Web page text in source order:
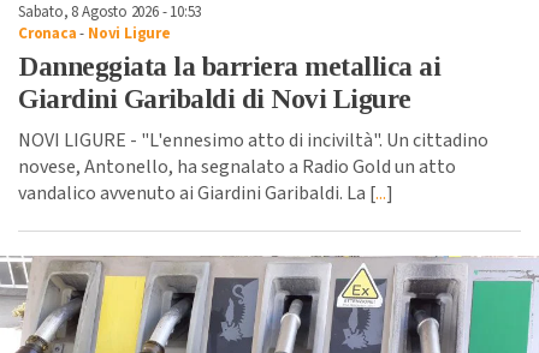
Sabato, 8 Agosto 2026 - 10:53
Cronaca- Novi Ligure
Danneggiata la barriera metallica ai
Giardini Garibaldi di Novi Ligure
NOVI LIGURE - "L'ennesimo atto di inciviltà". Un cittadino
novese, Antonello, ha segnalato a Radio Gold un atto
vandalico avvenuto ai Giardini Garibaldi. La [...]